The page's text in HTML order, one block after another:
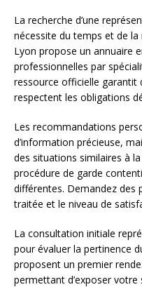
La recherche d’une
nécessite du temps et de la
Lyon propose un annuaire
professionnelles par
ressource officielle garantit
respectent les obligations
Les recommandations
d’information précieuse,
des situations similaires à
procédure de garde
différentes. Demandez des
traitée et le niveau de
La consultation initiale
pour évaluer la pertinence
proposent un premier
permettant d’exposer